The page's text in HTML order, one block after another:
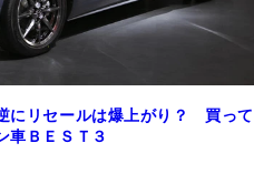
にリセールは爆上がり？ 買って
車ＢＥＳＴ３